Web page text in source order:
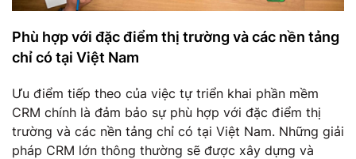
Phù hợp với đặc điểm thị trường và các nền tảng
chỉ có tại Việt Nam
Ưu điểm tiếp theo của việc tự triển khai phần mềm
CRM chính là đảm bảo sự phù hợp với đặc điểm thị
trường và các nền tảng chỉ có tại Việt Nam. Những giải
pháp CRM lớn thông thường sẽ được xây dựng và